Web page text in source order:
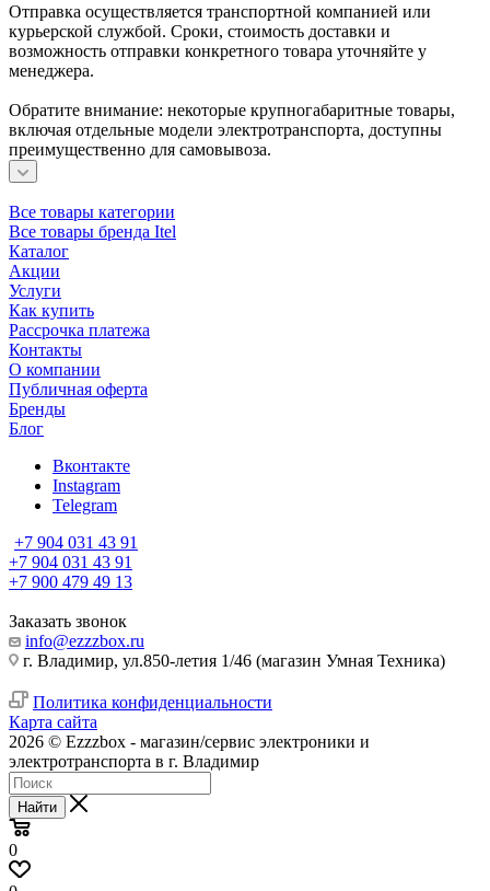
Отправка осуществляется транспортной компанией или
курьерской службой. Сроки, стоимость доставки и
возможность отправки конкретного товара уточняйте у
менеджера.
Обратите внимание: некоторые крупногабаритные товары,
включая отдельные модели электротранспорта, доступны
преимущественно для самовывоза.
Все товары категории
Все товары бренда Itel
Каталог
Акции
Услуги
Как купить
Рассрочка платежа
Контакты
О компании
Публичная оферта
Бренды
Блог
Вконтакте
Instagram
Telegram
+7 904 031 43 91
+7 904 031 43 91
+7 900 479 49 13
Заказать звонок
info@ezzzbox.ru
г. Владимир, ул.850-летия 1/46 (магазин Умная Техника)
Политика конфиденциальности
Карта сайта
2026 © Ezzzbox - магазин/сервис электроники и
электротранспорта в г. Владимир
Найти
0